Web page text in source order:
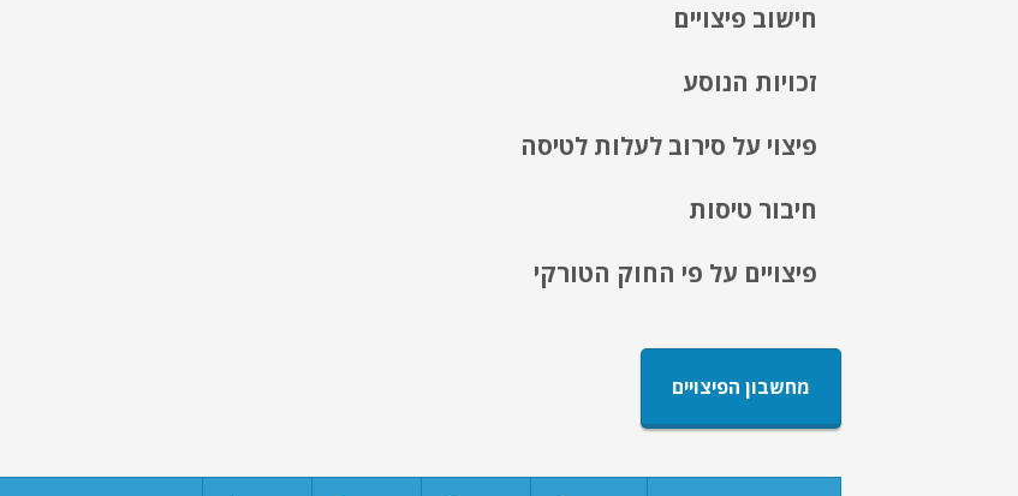
חישוב פיצויים
זכויות הנוסע
פיצוי על סירוב לעלות לטיסה
חיבור טיסות
פיצויים על פי החוק הטורקי
מחשבון הפיצויים